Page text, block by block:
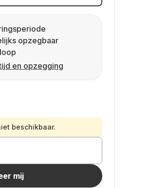
opzegbaar
en opzegging
beschikbaar.
mij